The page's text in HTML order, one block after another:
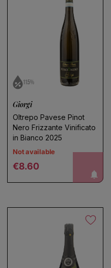
11.5%
Giorgi
Oltrepo Pavese Pinot
Nero Frizzante Vinificato
in Bianco 2025
Not available
Regular price
€8.60 notify me!